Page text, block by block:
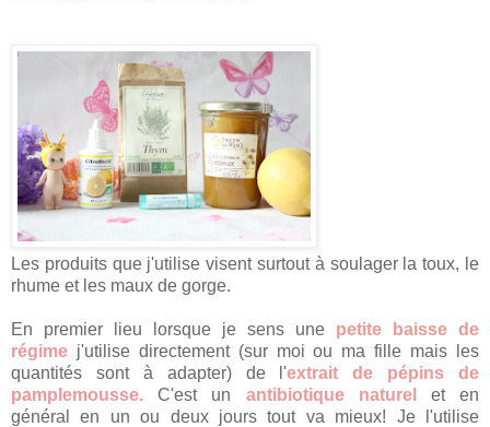
Les produits que j'utilise visent surtout à soulager la toux, le
rhume et les maux de gorge.
En premier lieu lorsque je sens une petite baisse de
régime j'utilise directement (sur moi ou ma fille mais les
quantités sont à adapter) de l'extrait de pépins de
pamplemousse.C'est un antibiotique naturel et en
général en un ou deux jours tout va mieux! Je l'utilise